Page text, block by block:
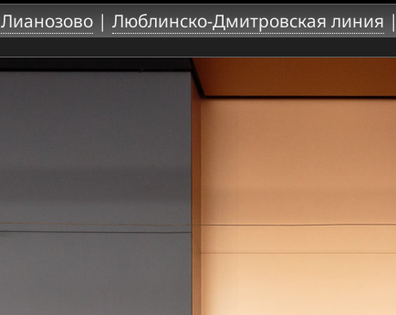
Лианозово| Люблинско-Дмитровская линия |